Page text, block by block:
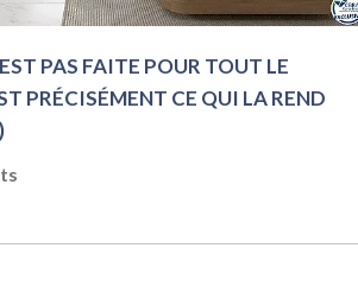
PAS FAITE POUR TOUT LE
PRÉCISÉMENT CE QUI LA REND